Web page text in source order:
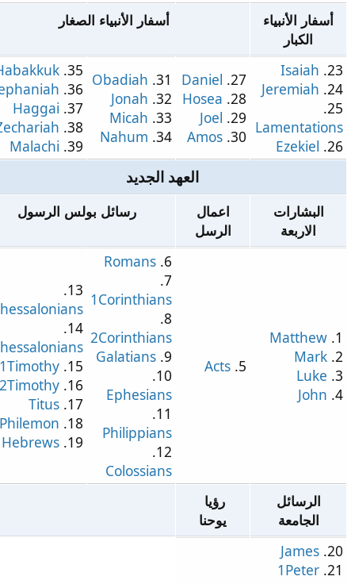
الأنبياء
الكبار
أسفار الأنبياء الصغار
Isaiah
Jeremiah
Ezekiel
27.
Daniel
28.
Hosea
29.
Joel
30.
Amos
31.
Obadiah
32.
Jonah
Micah
34.
Nahum
35.
Habakkuk
36.
Zephaniah
Haggai
38.
Zechariah
39.
Malachi
العهد الجديد
البشارات
الاربعة
اعمال
الرسل
رسائل بولس الرسول
Matthew
Mark
Luke
John
Acts
Romans
1Corinthians
2Corinthians
Galatians
Ephesians
Philippians
Colossians
13.
1Thessalonians
14.
2Thessalonians
15.
1Timothy
2Timothy
Titus
18.
Philemon
19.
Hebrews
الرسائل
الجامعة
رؤيا
يوحنا
James
1Peter